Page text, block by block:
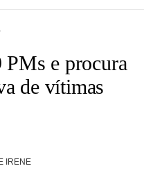
PMs e procura
de vítimas
IRENE